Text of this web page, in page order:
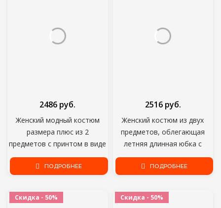
Женский модный костюм
размера плюс из 2
предметов с принтом в виде
губ, короткий рукав,
полицейский топ, брюки,
для бега, оптовая продажа,
Прямая поставка
2486 руб.
ПОДРОБНЕЕ
Женский костюм из двух
предметов, облегающая
летняя длинная юбка с
принтом, большие размеры
4xl 5xl
2516 руб.
ПОДРОБНЕЕ
Скидка - 50% Скидка - 50%